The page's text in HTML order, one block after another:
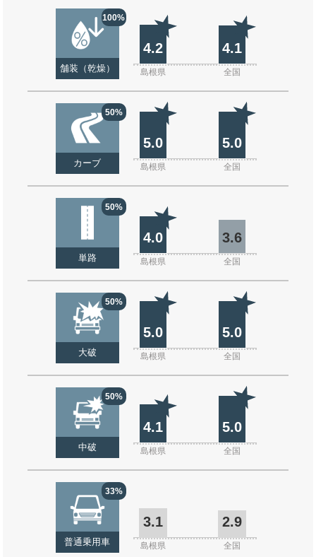
100%
舗装（乾燥）
4.2 4.1
島根県 全国
50%
カーブ
5.0 5.0
島根県 全国
50%
単路
4.0 3.6
島根県 全国
50%
大破
5.0 5.0
島根県 全国
50%
中破
4.1 5.0
島根県 全国
33%
普通乗用車
3.1 2.9
島根県 全国